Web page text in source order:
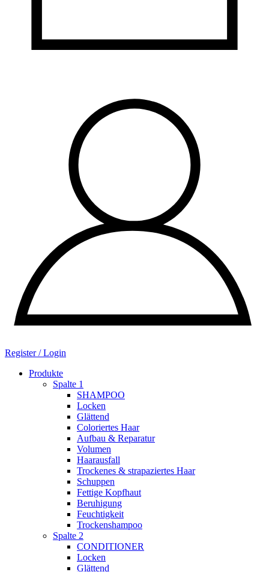
Register / Login
Produkte
Spalte 1
SHAMPOO
Locken
Glättend
Coloriertes Haar
Aufbau & Reparatur
Volumen
Haarausfall
Trockenes & strapaziertes Haar
Schuppen
Fettige Kopfhaut
Beruhigung
Feuchtigkeit
Trockenshampoo
Spalte 2
CONDITIONER
Locken
Glättend